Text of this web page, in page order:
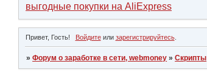
выгодные покупки на AliExpress
Привет, Гость! Войдитеили зарегистрируйтесь.
»Форум о заработке в сети, webmoney »Скрипты